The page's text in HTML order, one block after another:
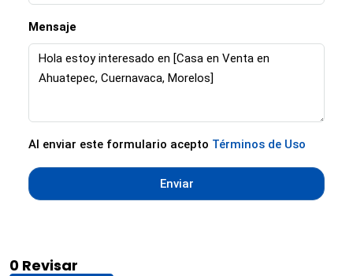
Mensaje
Al enviar este formulario acepto Términos de Uso
Enviar
0 Revisar